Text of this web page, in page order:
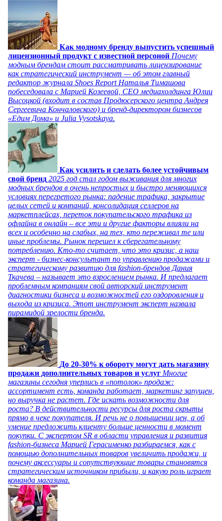
Как модному бренду выпустить успешный
лицензионный продукт с известной персоной Почему
модным брендам стоит рассматривать лицензирование
как стратегический инструмент — об этом главный
редактор журнала Shoes Report Наталья Тимашова
побеседовала с Марией Козеевой, СЕО медиахолдинга Юлии
Высоцкой (входит в состав Продюсерского центра Андрея
Сергеевича Кончаловского) и бренд-директором бизнесов
«Едим Дома» и Julia Vysotskaya.
Как усилить и сделать более устойчивым
свой бренд 2025 год стал годом выживания для многих
модных брендов в очень непростых и быстро меняющихся
условиях перегретого рынка: падение трафика, закрытие
целых сетей и компаний, консолидация селлеров на
маркетплейсах, переток покупательского трафика из
офлайна в онлайн – все эти и другие факторы влияли на
всех и особенно на слабых, на тех, кто переживал те или
иные проблемы. Рынок перешел к сберегательному
потреблению. Кто-то считает, что это кризис, а наш
эксперт - бизнес-консультант по управлению продажами и
стратегическому развитию для fashion-брендов Дания
Ткачева – называет это взрослением рынка. И предлагает
проблемным компаниям свой авторский инструмент
диагностики бизнеса и возможностей его оздоровления и
выхода из кризиса. Этот инструмент эксперт назвала
пирамидой зрелости бренда.
До 20-30% к обороту могут дать магазину
продажи дополнительных товаров и услуг Многие
магазины сегодня уперлись в «потолок» продаж:
ассортимент есть, команда работает, маркетинг запущен,
но выручка не растет. Где искать возможности для
роста? В действительности ресурсы для роста скрыты
прямо в чеке покупателя. И речь не о повышении цен, а об
умение предложить клиенту больше ценности в момент
покупки. С экспертом SR в области управления и развития
fashion-бизнеса Марией Герасименко разбираемся, как с
помощью дополнительных товаров увеличить продажи, и
почему аксессуары и сопутствующие товары становятся
стратегическим источником прибыли, и какую роль играет
команда магазина.